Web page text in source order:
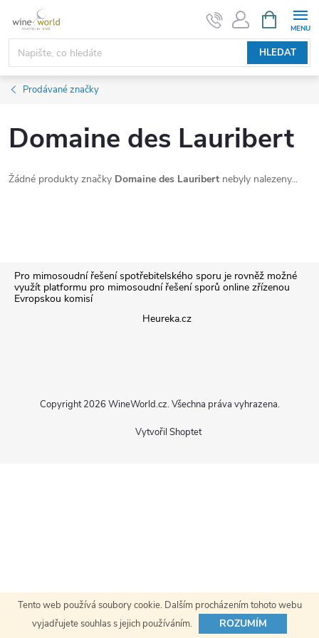
Tento web používá soubory cookie. Dalším procházením tohoto webu
vyjadřujete souhlas s jejich používáním.
ROZUMÍM
obsah
HLEDAT
NÁKUPNÍ
KOŠÍK
Prodávané značky
Domaine des Lauribert
Žádné produkty značky Domaine des Lauribert nebyly nalezeny...
ZPro mimosoudní řešení spotřebitelského sporu je rovněž možné
využít platformu pro mimosoudní řešení sporů online zřízenou
Evropskou komisí
Heureka.cz
Vytvořil Shoptet
Copyright 2026 WineWorld.cz. Všechna práva vyhrazena.